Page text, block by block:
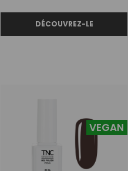
VEGAN